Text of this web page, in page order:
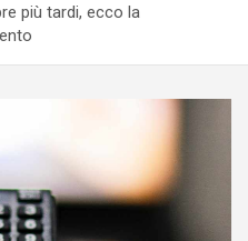
più tardi, ecco la